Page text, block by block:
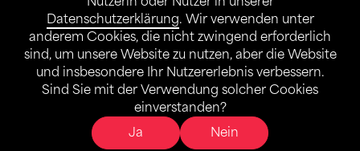
Datenschutzerklärung. Wir verwenden unter
anderem Cookies, die nicht zwingend erforderlich
sind, um unsere Website zu nutzen, aber die Website
und insbesondere Ihr Nutzererlebnis verbessern.
Sind Sie mit der Verwendung solcher Cookies
einverstanden?
Ja
Nein